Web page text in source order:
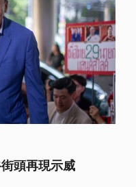
頭再現示威